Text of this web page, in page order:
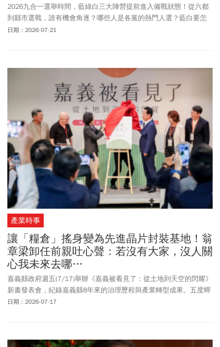
2026九合一選舉時間，藍綠白三大陣營提前進入備戰狀態！從六都
到縣市選戰，誰有機會角逐？哪些人是各黨的熱門人選？藍白要怎
麼合作？今周刊帶您一次掌握2026九合一選舉時程、各黨布局、六
日期：2026-07-21
產業時事
讓「糧倉」搖身變為先進晶片封裝基地！翁
章梁卸任前親吐心聲：若沒有大家，沒人關
心我未來去哪…
嘉義縣政府週五(7/17)舉辦《嘉義被看見了：從土地到天空的閃耀》
新書發表會，紀錄嘉義縣8年來的治理歷程與產業轉型成果。五度蟬
聯遠見雜誌評選「五星縣長」的嘉義縣長翁章梁表示，嘉義未來在
日期：2026-07-17